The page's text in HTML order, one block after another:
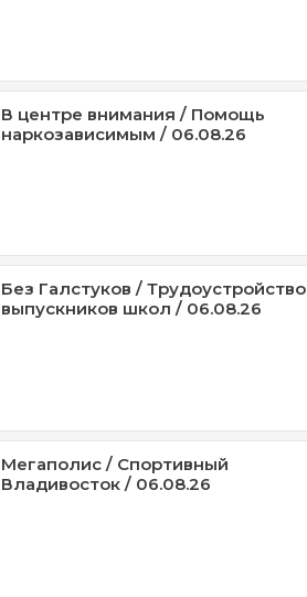
В центре внимания / Помощь
наркозависимым / 06.08.26
Без Галстуков / Трудоустройство
выпускников школ / 06.08.26
Мегаполис / Спортивный
Владивосток / 06.08.26